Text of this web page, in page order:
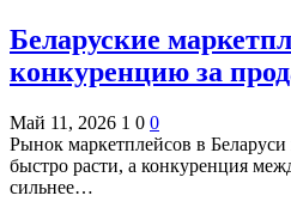
Беларуские
конкуренцию за
Май 11, 2026 1 0 0
Рынок маркетплейсов в
быстро расти, а конкуренция
сильнее…